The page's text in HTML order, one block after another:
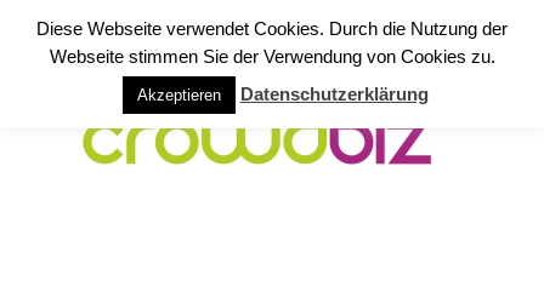
Diese Webseite verwendet Cookies. Durch die Nutzung der
Webseite stimmen Sie der Verwendung von Cookies zu.
Akzeptieren Datenschutzerklärung